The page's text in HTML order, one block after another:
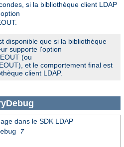
si la bibliothèque client LDAP
disponible que si la bibliothèque
supporte l'option
(ou
et le comportement final est
client LDAP.
dans le SDK LDAP
7